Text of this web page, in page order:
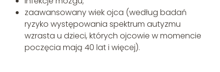
zaawansowany wiek ojca (według badań
ryzyko występowania spektrum autyzmu
wzrasta u dzieci, których ojcowie w momencie
poczęcia mają 40 lat i więcej).